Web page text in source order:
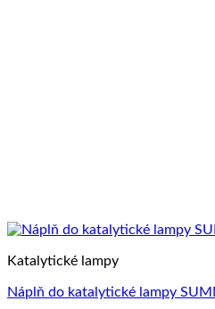
Katalytické lampy
Náplň do katalytické lampy